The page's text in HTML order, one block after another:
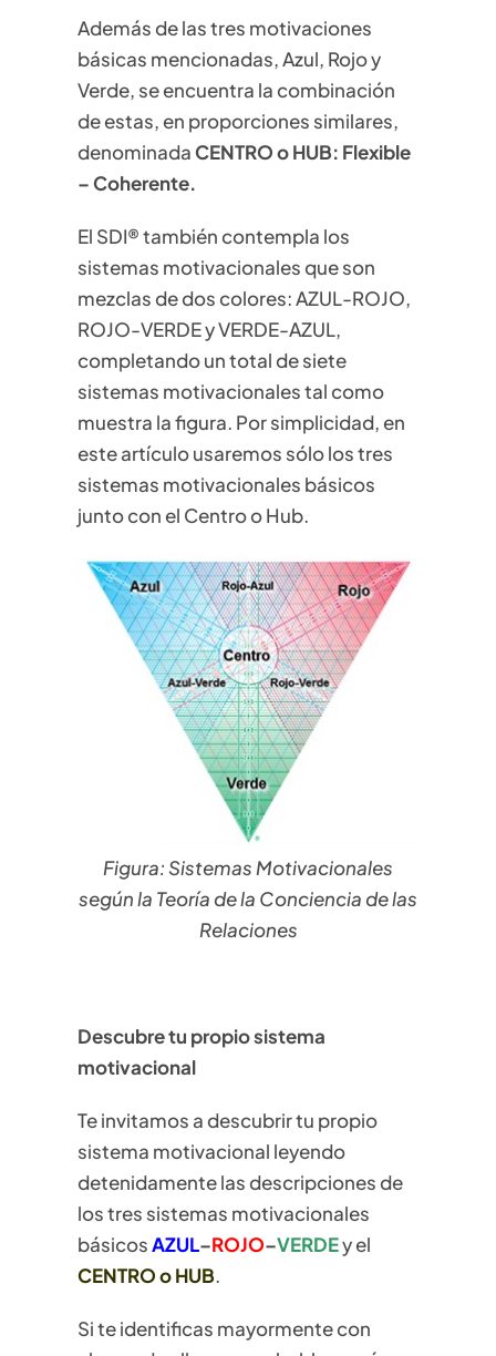
Además de las tres motivaciones
básicas mencionadas, Azul, Rojo y
Verde, se encuentra la combinación
de estas, en proporciones similares,
denominadaCENTRO o HUB: Flexible
– Coherente.
El SDI® también contempla los
sistemas motivacionales que son
mezclas de dos colores: AZUL-ROJO,
ROJO-VERDE y VERDE-AZUL,
completando un total de siete
sistemas motivacionales tal como
muestra la figura. Por simplicidad, en
este artículo usaremos sólo los tres
sistemas motivacionales básicos
junto con el Centro o Hub.
Figura: Sistemas Motivacionales
según la Teoría de la Conciencia de las
Relaciones
Descubre tu propio sistema
motivacional
Te invitamos a descubrir tu propio
sistema motivacional leyendo
detenidamente las descripciones de
los tres sistemas motivacionales
básicosAZUL–ROJO–VERDEy el
CENTRO o HUB.
Si te identificas mayormente con